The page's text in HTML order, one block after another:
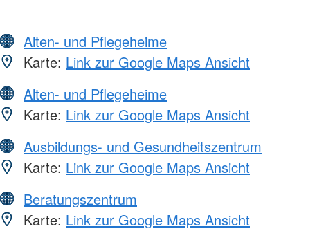
Alten- und Pflegeheime
Karte: Link zur Google Maps Ansicht
Alten- und Pflegeheime
Karte: Link zur Google Maps Ansicht
Ausbildungs- und Gesundheitszentrum
Karte: Link zur Google Maps Ansicht
Beratungszentrum
Karte: Link zur Google Maps Ansicht